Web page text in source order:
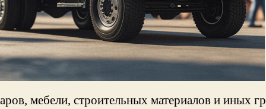
мебели, строительных материалов и иных